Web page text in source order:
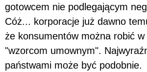
gotowcem nie podlegającym
Cóż... korporacje już dawno
że konsumentów można robić
"wzorcom umownym".
państwami może być podobnie.